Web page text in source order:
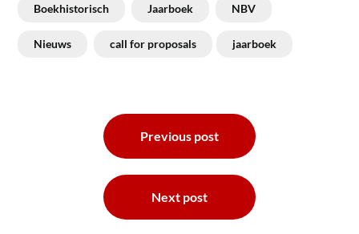
Boekhistorisch Jaarboek NBV
Nieuws call for proposals jaarboek
Previous post
Next post